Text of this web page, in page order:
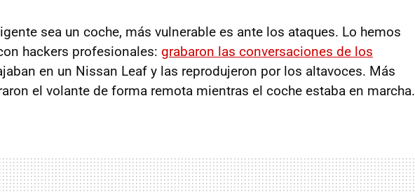
sea un coche, más vulnerable es ante los ataques. Lo hemos
hackers profesionales: grabaron las conversaciones de los
en un Nissan Leaf y las reprodujeron por los altavoces. Más
el volante de forma remota mientras el coche estaba en marcha.